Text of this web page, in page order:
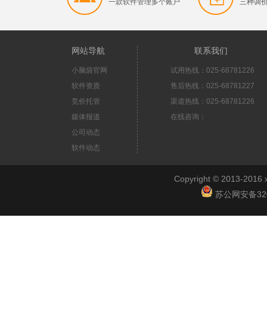
一款软件管理多个账户 三种调
网站导航
小脑袋官网
软件资质
竞价托管
媒体报道
公司动态
软件动态
联系我们
试用热线：025-68781226
售后热线：025-68781227
渠道热线：025-68781226
在线咨询：
Copyright © 2013-2016
苏公网安备